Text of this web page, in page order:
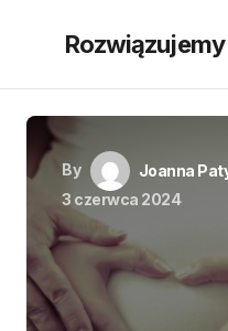
By
Joanna
3 czerwca 2024